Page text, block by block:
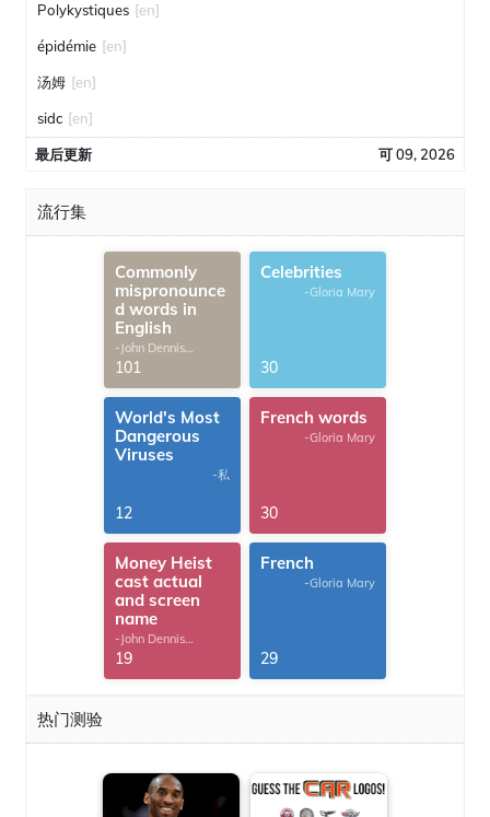
Polykystiques [en]
épidémie [en]
汤姆 [en]
sidc [en]
最后更新 可 09, 2026
流行集
Commonly
mispronounce
d words in
English
-John Dennis
G.Thomas
101
Celebrities
-Gloria Mary
30
World's Most
Dangerous
Viruses
-私
12
French words
-Gloria Mary
30
Money Heist
cast actual
and screen
name
-John Dennis
G.Thomas
19
French
-Gloria Mary
29
热门测验